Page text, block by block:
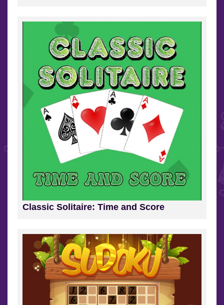
Classic Solitaire: Time and Score